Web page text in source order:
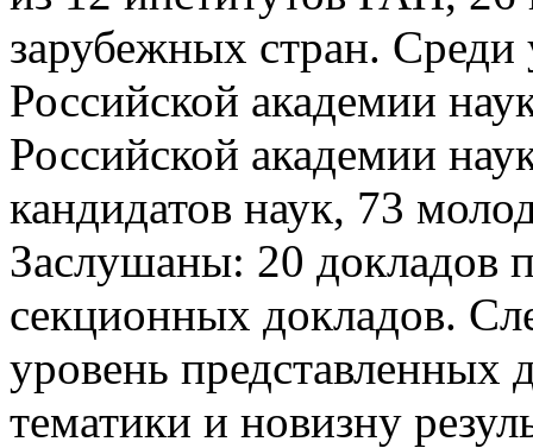
зарубежных стран. Среди
Российской академии
Российской академии
кандидатов наук, 73
Заслушаны: 20 докладов
секционных докладов.
уровень представленных
тематики и новизну